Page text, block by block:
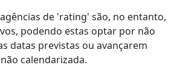
de 'rating' são, no entanto,
podendo estas optar por não
datas previstas ou avançarem
calendarizada.